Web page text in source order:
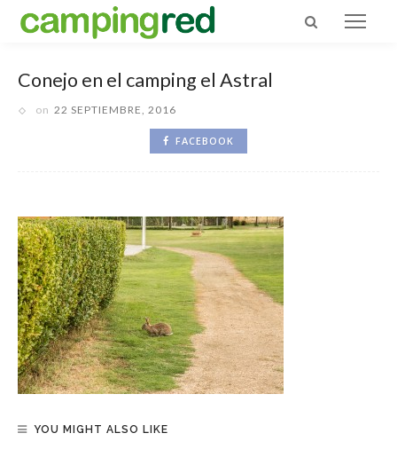
Conejo en el camping el Astral
on 22 SEPTIEMBRE, 2016
FACEBOOK
YOU MIGHT ALSO LIKE